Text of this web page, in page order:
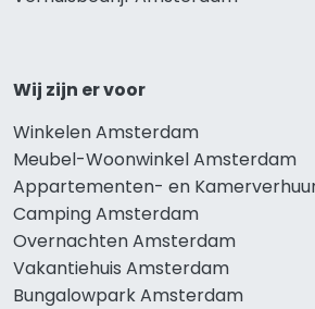
Wij zijn er voor
Winkelen Amsterdam
Meubel-Woonwinkel Amsterdam
Appartementen- en
Camping Amsterdam
Overnachten Amsterdam
Vakantiehuis Amsterdam
Bungalowpark Amsterdam